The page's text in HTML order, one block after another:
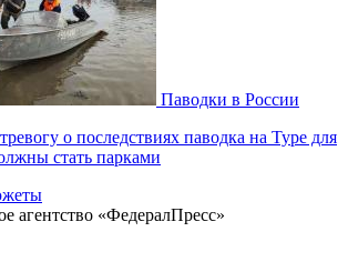
Паводки в России
о последствиях паводка на Туре для
стать парками
агентство «ФедералПресс»